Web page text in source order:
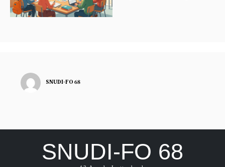
SNUDI-FO 68
SNUDI-FO 68